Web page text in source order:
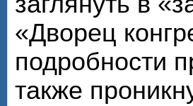
«Дворец
подробности
также